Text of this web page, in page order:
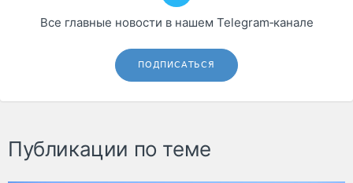
Все главные новости в нашем Telegram‑канале
ПОДПИСАТЬСЯ
Публикации по теме